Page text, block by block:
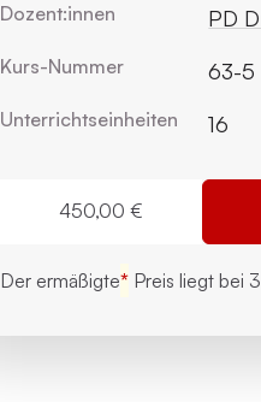
Dozent:innen PD
Kurs-Nummer 63-5
Unterrichts­einheiten 16
450,00 €
Der ermäßigte* Preis liegt bei